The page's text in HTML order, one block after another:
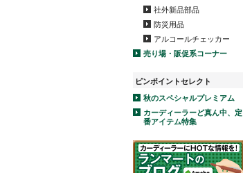
社外新品部品
防災用品
アルコールチェッカー
売り場・販促系コーナー
ピンポイントセレクト
秋のスペシャルプレミアム
カーディーラーど真ん中、定
番アイテム特集